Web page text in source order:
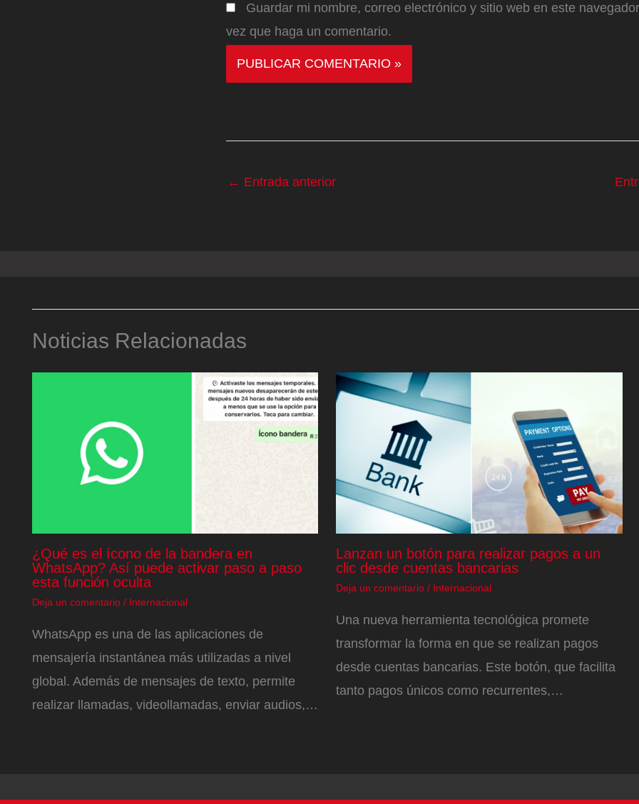
Guardar mi nombre, correo electrónico y sitio web en este
vez que haga un comentario.
← Entrada anterior
Noticias Relacionadas
¿Qué es el ícono de la bandera en
WhatsApp? Así puede activar paso a paso
esta función oculta
Deja un comentario / Internacional
WhatsApp es una de las aplicaciones de
mensajería instantánea más utilizadas a nivel
global. Además de mensajes de texto, permite
realizar llamadas, videollamadas, enviar audios,…
Lanzan un botón para realizar pagos a un
clic desde cuentas bancarias
Deja un comentario / Internacional
Una nueva herramienta tecnológica promete
transformar la forma en que se realizan pagos
desde cuentas bancarias. Este botón, que facilita
tanto pagos únicos como recurrentes,…